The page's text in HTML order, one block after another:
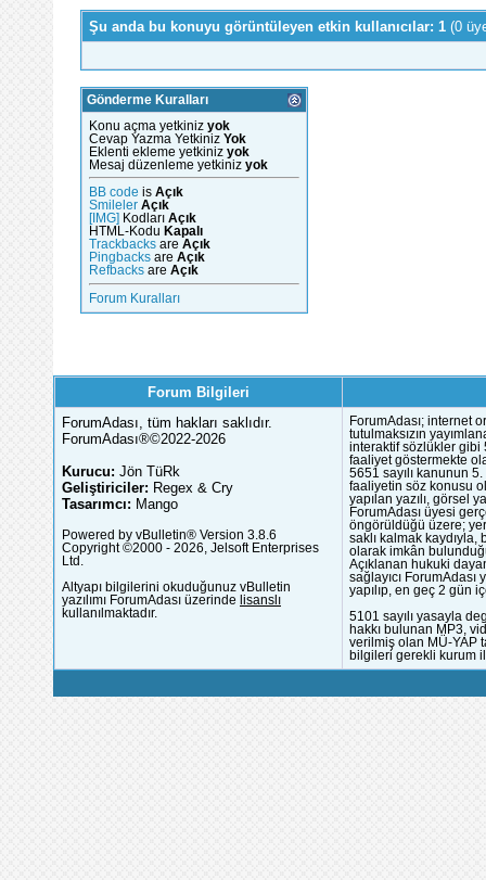
Şu anda bu konuyu görüntüleyen etkin kullanıcılar: 1 (0
Gönderme Kuralları
Konu açma yetkiniz yok
Cevap Yazma Yetkiniz Yok
Eklenti ekleme yetkiniz yok
Mesaj düzenleme yetkiniz yok
BB code is Açık
Smileler Açık
[IMG]
Kodları Açık
HTML-Kodu Kapalı
Trackbacks are Açık
Pingbacks are Açık
Refbacks are Açık
Forum Kuralları
Forum Bilgileri
ForumAdası, tüm hakları saklıdır.
ForumAdası®©2022-2026
Kurucu: Jön TüRk
Geliştiriciler: Regex & Cry
Tasarımcı: Mango
Powered by vBulletin® Version 3.8.6
Copyright ©2000 - 2026, Jelsoft Enterprises
Ltd.
Altyapı bilgilerini okuduğunuz vBulletin
yazılımı ForumAdası üzerinde lisanslı
kullanılmaktadır.
ForumAdası; internet
tutulmaksızın
interaktif sözlükler gibi
faaliyet göstermekte
5651 sayılı kanunun
faaliyetin söz konusu
yapılan yazılı, görsel
ForumAdası üyesi
öngörüldüğü üzere;
saklı kalmak
olarak imkân
Açıklanan hukuki
sağlayıcı
yapılıp, en geç 2 gün
5101 sayılı yasayla
hakkı bulunan MP3,
verilmiş olan MÜ-YAP
bilgileri gerekli kurum